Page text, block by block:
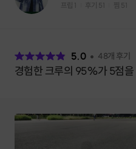
프립 후기 51 찜 51
5.0 48개 후기
경험한 크루의 95%가 5점을